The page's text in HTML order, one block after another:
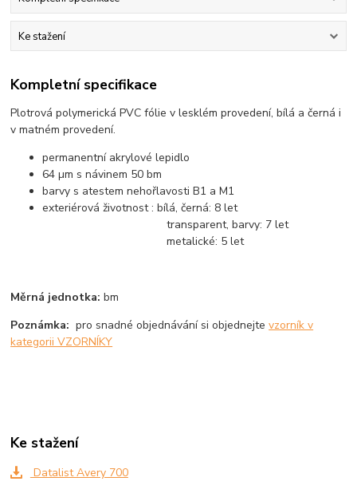
Ke stažení
Kompletní specifikace
Plotrová polymerická PVC fólie v lesklém provedení, bílá a černá i
v matném provedení.
permanentní akrylové lepidlo
64 µm s návinem 50 bm
barvy s atestem nehořlavosti B1 a M1
exteriérová životnost : bílá, černá: 8 let
transparent, barvy: 7 let
metalické: 5 let
Měrná jednotka: bm
Poznámka: pro snadné objednávání si objednejtevzorník v
kategorii VZORNÍKY
Ke stažení
Datalist Avery 700